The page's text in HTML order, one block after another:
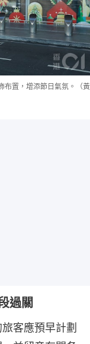
布置，增添節日氣氛。（黃
過關
客應預早計劃